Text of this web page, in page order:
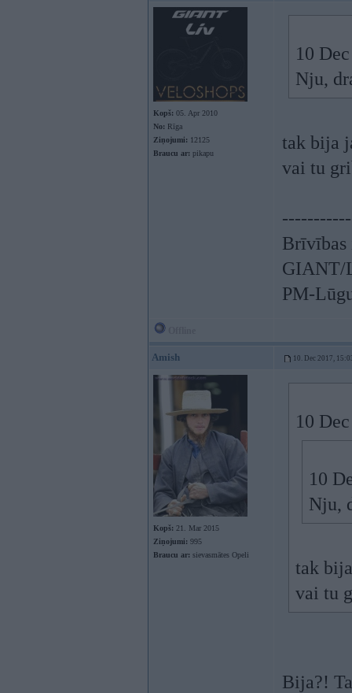
Kopš: 05. Apr 2010
No: Rīga
Ziņojumi: 12125
Braucu ar: pikapu
10
Nju,
tak bija
vai tu
Brīvības
GIANT/
PM-
Amish 10. Dec 2017,
Kopš: 21. Mar 2015
Ziņojumi: 995
Braucu ar: sievasmātes Opeli
10
10
Nju,
tak
vai tu
Bija?!